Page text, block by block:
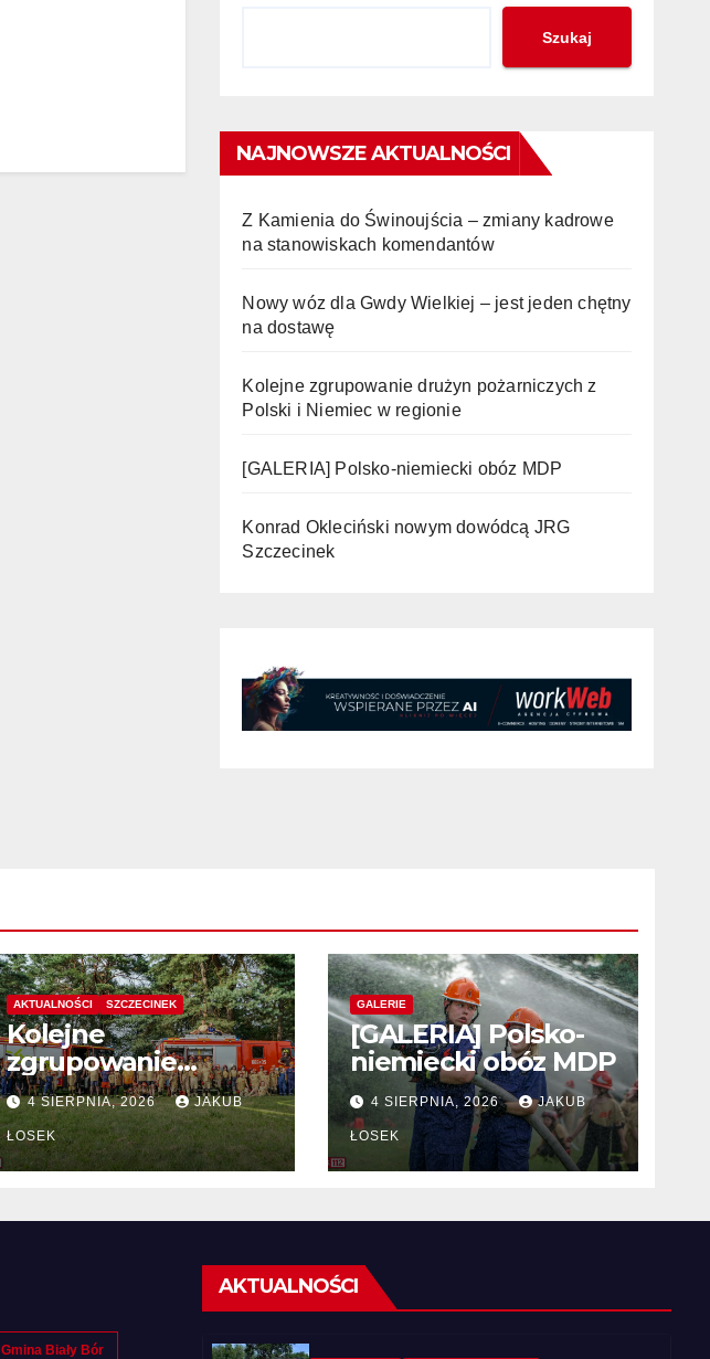
Szukaj
NAJNOWSZE AKTUALNOŚCI
Z Kamienia do Świnoujścia – zmiany kadrowe
na stanowiskach komendantów
Nowy wóz dla Gwdy Wielkiej – jest jeden chętny
na dostawę
Kolejne zgrupowanie drużyn pożarniczych z
Polski i Niemiec w regionie
[GALERIA] Polsko-niemiecki obóz MDP
Konrad Okleciński nowym dowódcą JRG
Szczecinek
AKTUALNOŚCI SZCZECINEK
Kolejne
zgrupowanie
drużyn
pożarniczych z
Polski i Niemiec w
regionie
4 SIERPNIA, 2026 JAKUB
ŁOSEK
GALERIE
[GALERIA] Polsko-
niemiecki obóz MDP
4 SIERPNIA, 2026 JAKUB
ŁOSEK
Gmina Biały Bór
AKTUALNOŚCI